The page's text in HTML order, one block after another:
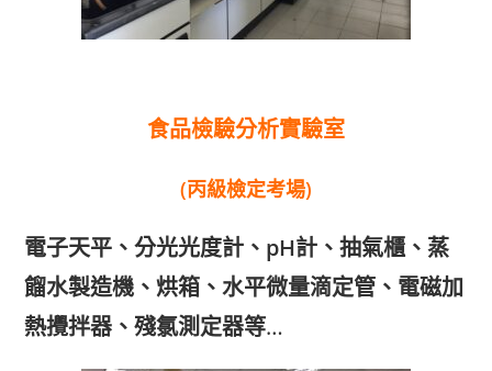
食品檢驗分析實驗室
(丙級檢定考場)
電子天平、分光光度計、pH計、抽氣櫃、蒸
餾水製造機、烘箱、水平微量滴定管、電磁加
熱攪拌器、殘氯測定器等…